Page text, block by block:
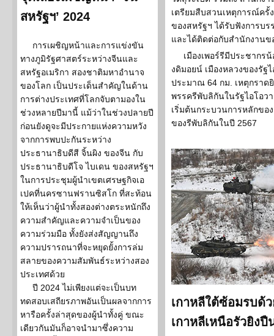
สหรัฐฯ’ 2024
การเผชิญหน้าและการแข่งขัน
ทางภูมิรัฐศาสตร์ระหว่างจีนและ
สหรัฐอเมริกา สองชาติมหาอำนาจ
ของโลก เป็นประเด็นสำคัญในด้าน
การต่างประเทศที่โลกจับตามองใน
ช่วงหลายปีมานี้ แม้ว่าในช่วงปลายปี
ก่อนยังดูจะมีประกายแห่งความหวัง
จากการพบปะกันระหว่าง
ประธานาธิบดีสี จิ้นผิง ของจีน กับ
ประธานาธิบดีโจ ไบเดน ของสหรัฐฯ
ในการประชุมผู้นำเขตเศรษฐกิจเอ
เปคที่นครซานฟรานซิสโก ที่สะท้อน
ให้เห็นว่าผู้นำทั้งสองต่างตระหนักถึง
ความสำคัญและความจำเป็นของ
ความร่วมมือ ทั้งยังส่งสัญญานถึง
ความปรารถนาที่จะหยุดยั้งการล่ม
สลายของความสัมพันธ์ระหว่างสอง
ประเทศด้วย
ปี 2024 ไม่เพียงแต่จะเป็นบท
ทดสอบเสถียรภาพอันเป็นผลจากการ
หารือครั้งล่าสุดของผู้นำทั้งคู่ ขณะ
เดียวกันมันก็อาจนำมาซึ่งความ
เตรียมสืบสวนเหตุการณ์ค
ของสหรัฐฯ ได้รับฟังการบร
และได้ติดต่อกับสำนักงานข
เมืองเพอร์รีมีประชากร
งดิมอยน์ เมืองหลวงของรัฐ
ประมาณ 64 กม. เหตุกราด
พรรครีพับลิกันในรัฐไอโอว
เริ่มต้นกระบวนการหลักขอ
ของรีพับลิกันในปี 2567
เกาหลีใต้ซ้อมรบด้
เกาหลีเหนือรัวยิง